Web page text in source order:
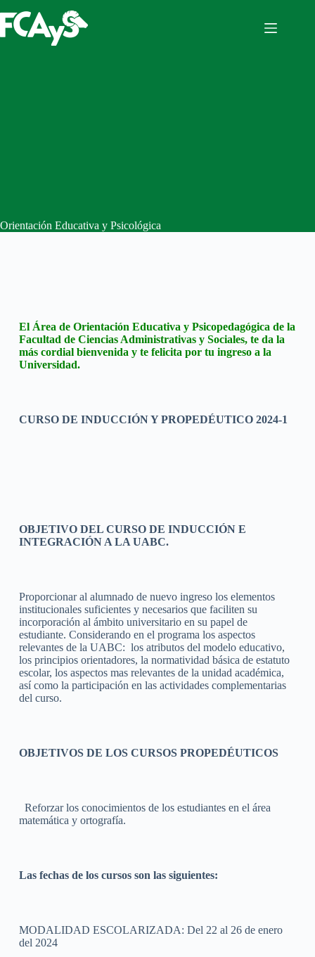
Orientación Educativa y Psicológica
El Área de Orientación Educativa y Psicopedagógica de la
Facultad de Ciencias Administrativas y Sociales, te da la
más cordial bienvenida y te felicita por tu ingreso a la
Universidad.
CURSO DE INDUCCIÓN Y PROPEDÉUTICO 2024-1
OBJETIVO DEL CURSO DE INDUCCIÓN E
INTEGRACIÓN A LA UABC.
Proporcionar al alumnado de nuevo ingreso los elementos
institucionales suficientes y necesarios que faciliten su
incorporación al ámbito universitario en su papel de
estudiante. Considerando en el programa los aspectos
relevantes de la UABC: los atributos del modelo educativo,
los principios orientadores, la normatividad básica de estatuto
escolar, los aspectos mas relevantes de la unidad académica,
así como la participación en las actividades complementarias
del curso.
OBJETIVOS DE LOS CURSOS PROPEDÉUTICOS
Reforzar los conocimientos de los estudiantes en el área
matemática y ortografía.
Las fechas de los cursos son las siguientes:
MODALIDAD ESCOLARIZADA: Del 22 al 26 de enero
del 2024